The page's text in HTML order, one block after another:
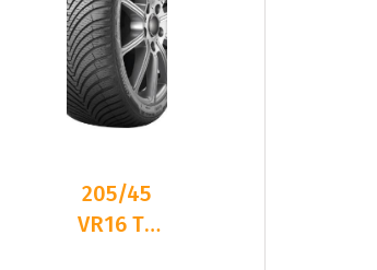
205/45
VR16 TL